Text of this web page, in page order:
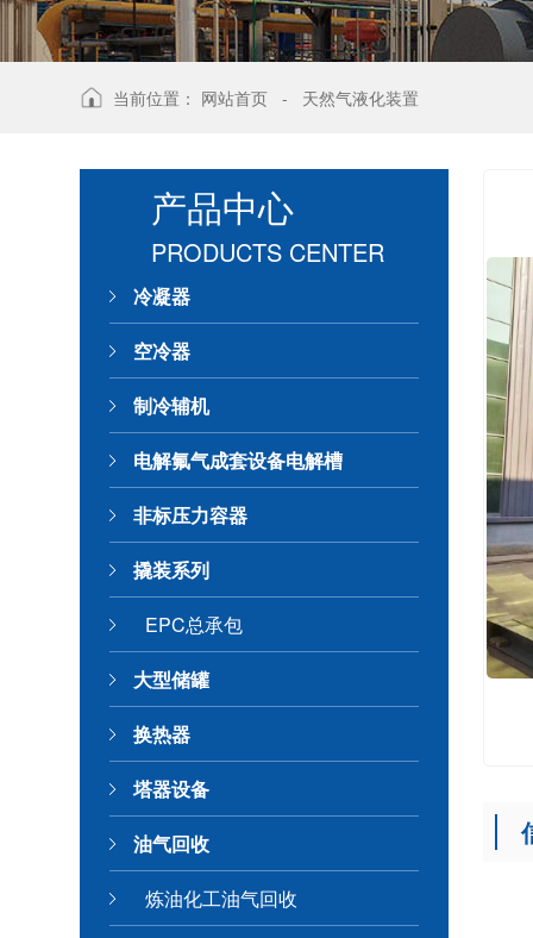
当前位置： 网站首页 - 天然气液化装置
产品中心
PRODUCTS CENTER
冷凝器
空冷器
制冷辅机
电解氟气成套设备电解槽
非标压力容器
撬装系列
EPC总承包
大型储罐
换热器
塔器设备
油气回收
炼油化工油气回收